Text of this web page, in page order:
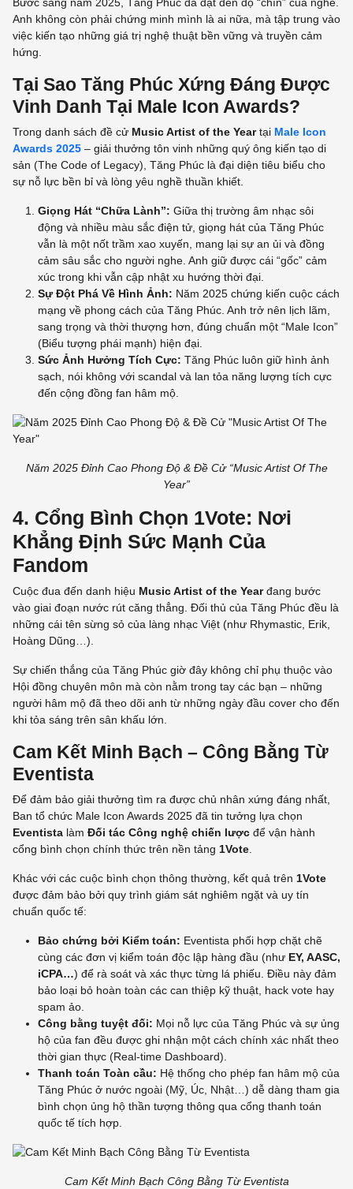
Anh không còn phải chứng minh mình là ai nữa, mà tập trung vào
việc kiến tạo những giá trị nghệ thuật bền vững và truyền cảm
hứng.
Tại Sao Tăng Phúc Xứng Đáng Được
Vinh Danh Tại Male Icon Awards?
Trong danh sách đề cử Music Artist of the Yeartại Male Icon
Awards 2025 – giải thưởng tôn vinh những quý ông kiến tạo di
sản (The Code of Legacy), Tăng Phúc là đại diện tiêu biểu cho
sự nỗ lực bền bỉ và lòng yêu nghề thuần khiết.
Giọng Hát “Chữa Lành”: Giữa thị trường âm nhạc sôi
động và nhiều màu sắc điện tử, giọng hát của Tăng Phúc
vẫn là một nốt trầm xao xuyến, mang lại sự an ủi và đồng
cảm sâu sắc cho người nghe. Anh giữ được cái “gốc” cảm
xúc trong khi vẫn cập nhật xu hướng thời đại.
Sự Đột Phá Về Hình Ảnh: Năm 2025 chứng kiến cuộc cách
mạng về phong cách của Tăng Phúc. Anh trở nên lịch lãm,
sang trọng và thời thượng hơn, đúng chuẩn một “Male Icon”
(Biểu tượng phái mạnh) hiện đại.
Sức Ảnh Hưởng Tích Cực: Tăng Phúc luôn giữ hình ảnh
sạch, nói không với scandal và lan tỏa năng lượng tích cực
đến cộng đồng fan hâm mộ.
Năm 2025 Đỉnh Cao Phong Độ & Đề Cử “Music Artist Of The
Year”
4. Cổng Bình Chọn 1Vote: Nơi
Khẳng Định Sức Mạnh Của
Fandom
Cuộc đua đến danh hiệu Music Artist of the Yearđang bước
vào giai đoạn nước rút căng thẳng. Đối thủ của Tăng Phúc đều là
những cái tên sừng sỏ của làng nhạc Việt (như Rhymastic, Erik,
Hoàng Dũng…).
Sự chiến thắng của Tăng Phúc giờ đây không chỉ phụ thuộc vào
Hội đồng chuyên môn mà còn nằm trong tay các bạn – những
người hâm mộ đã theo dõi anh từ những ngày đầu cover cho đến
khi tỏa sáng trên sân khấu lớn.
Cam Kết Minh Bạch – Công Bằng Từ
Eventista
Để đảm bảo giải thưởng tìm ra được chủ nhân xứng đáng nhất,
Ban tổ chức Male Icon Awards 2025 đã tin tưởng lựa chọn
Eventista làm Đối tác Công nghệ chiến lược để vận hành
cổng bình chọn chính thức trên nền tảng 1Vote
Khác với các cuộc bình chọn thông thường, kết quả trên 1Vote
được đảm bảo bởi quy trình giám sát nghiêm ngặt và uy tín
chuẩn quốc tế:
Bảo chứng bởi Kiểm toán: Eventista phối hợp chặt chẽ
cùng các đơn vị kiểm toán độc lập hàng đầu (như EY, AASC,
iCPA…) để rà soát và xác thực từng lá phiếu. Điều này đảm
bảo loại bỏ hoàn toàn các can thiệp kỹ thuật, hack vote hay
spam ảo.
Công bằng tuyệt đối: Mọi nỗ lực của Tăng Phúc và sự ủng
hộ của fan đều được ghi nhận một cách chính xác nhất theo
thời gian thực (Real-time Dashboard).
Thanh toán Toàn cầu: Hệ thống cho phép fan hâm mộ của
Tăng Phúc ở nước ngoài (Mỹ, Úc, Nhật…) dễ dàng tham gia
bình chọn ủng hộ thần tượng thông qua cổng thanh toán
quốc tế tích hợp.
Cam Kết Minh Bạch Công Bằng Từ Eventista